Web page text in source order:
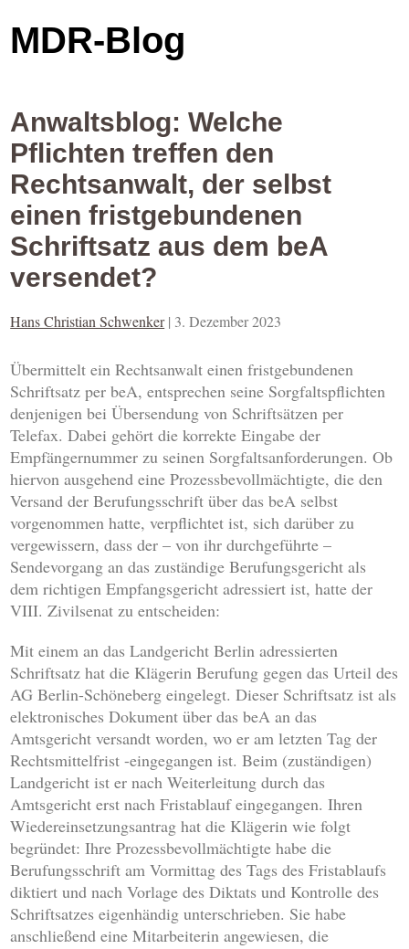
MDR-Blog
Anwaltsblog: Welche
Pflichten treffen den
Rechtsanwalt, der selbst
einen fristgebundenen
Schriftsatz aus dem beA
versendet?
Hans Christian Schwenker | 3. Dezember 2023
Übermittelt ein Rechtsanwalt einen fristgebundenen
Schriftsatz per beA, entsprechen seine Sorgfaltspflichten
denjenigen bei Übersendung von Schriftsätzen per
Telefax. Dabei gehört die korrekte Eingabe der
Empfängernummer zu seinen Sorgfaltsanforderungen. Ob
hiervon ausgehend eine Prozessbevollmächtigte, die den
Versand der Berufungsschrift über das beA selbst
vorgenommen hatte, verpflichtet ist, sich darüber zu
vergewissern, dass der – von ihr durchgeführte –
Sendevorgang an das zuständige Berufungsgericht als
dem richtigen Empfangsgericht adressiert ist, hatte der
VIII. Zivilsenat zu entscheiden:
Mit einem an das Landgericht Berlin adressierten
Schriftsatz hat die Klägerin Berufung gegen das Urteil des
AG Berlin-Schöneberg eingelegt. Dieser Schriftsatz ist als
elektronisches Dokument über das beA an das
Amtsgericht versandt worden, wo er am letzten Tag der
Rechtsmittelfrist -eingegangen ist. Beim (zuständigen)
Landgericht ist er nach Weiterleitung durch das
Amtsgericht erst nach Fristablauf eingegangen. Ihren
Wiedereinsetzungsantrag hat die Klägerin wie folgt
begründet: Ihre Prozessbevollmächtigte habe die
Berufungsschrift am Vormittag des Tags des Fristablaufs
diktiert und nach Vorlage des Diktats und Kontrolle des
Schriftsatzes eigenhändig unterschrieben. Sie habe
anschließend eine Mitarbeiterin angewiesen, die